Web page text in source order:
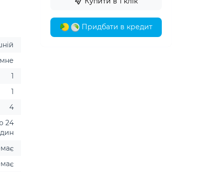
1
1
4
24
Придбати в кредит